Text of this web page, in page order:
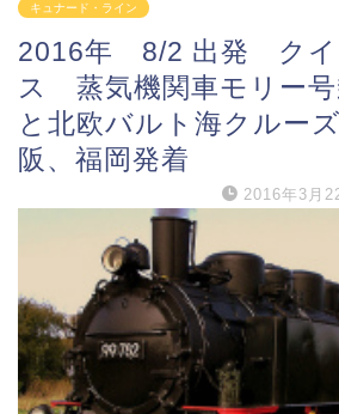
キュナード・ライン
2016年 8/2 出発 クイ
ス 蒸気機関車モリー号
と北欧バルト海クルー
阪、福岡発着
2016年3月